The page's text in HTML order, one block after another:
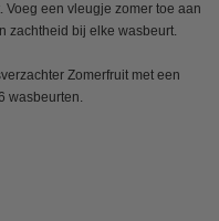
een vleugje zomer toe aan
zachtheid bij elke wasbeurt.
Zomerfruit met een
wasbeurten.